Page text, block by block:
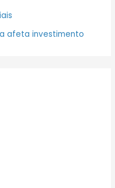
afeta investimento